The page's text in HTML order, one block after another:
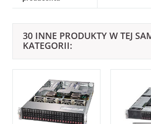
30 INNE PRODUKTY W TEJ
KATEGORII: